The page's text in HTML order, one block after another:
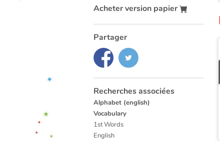
Acheter version papier
Partager
Recherches associées
Alphabet (english)
Vocabulary
1st Words
English